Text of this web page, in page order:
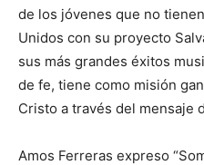
de los jóvenes que no
Unidos con su proyecto
sus más grandes éxitos
de fe, tiene como misión
Cristo a través del mensaje
Amos Ferreras expreso